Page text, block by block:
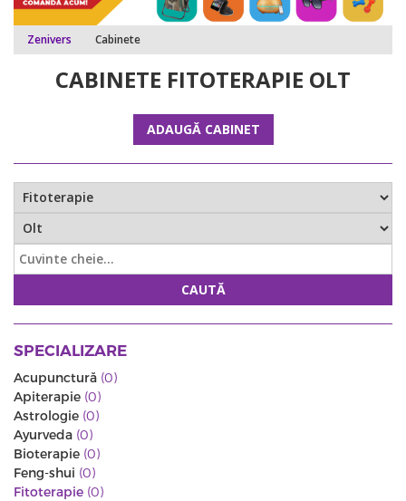
Zenivers Cabinete
CABINETE FITOTERAPIE OLT
ADAUGĂ CABINET
CAUTĂ
SPECIALIZARE
Acupunctură (0)
Apiterapie (0)
Astrologie (0)
Ayurveda (0)
Bioterapie (0)
Feng-shui (0)
Fitoterapie (0)